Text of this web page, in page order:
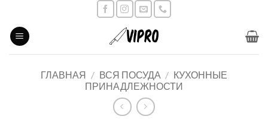
content
ГЛАВНАЯ / ВСЯ ПОСУДА / КУХОННЫЕ
ПРИНАДЛЕЖНОСТИ